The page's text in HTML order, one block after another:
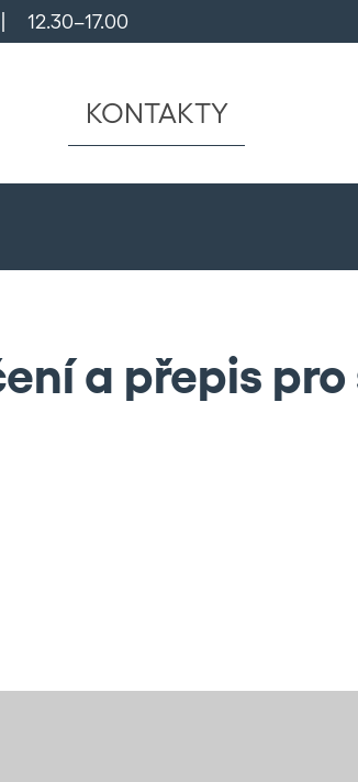
12.30–17.00
KONTAKTY
a přepis pro